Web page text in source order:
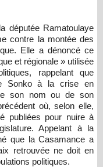
députée Ramatoulaye
contre la montée des
Elle a dénoncé ce
et régionale » utilisée
rappelant que
Sonko à la crise en
son nom ou de son
où, selon elle,
publiées pour nuire à
Appelant à la
que la Casamance a
retrouvée ne doit en
politiques.